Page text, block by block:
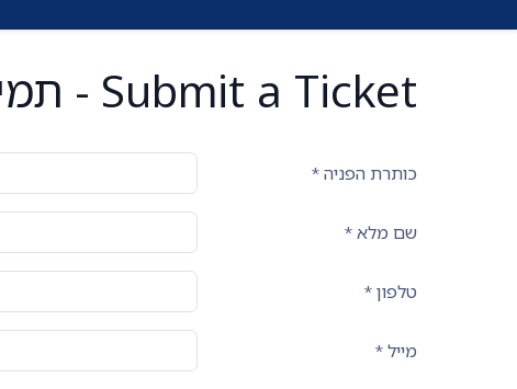
Submit a Ticket - תמיכה טכנית
כותרת הפניה *
שם מלא *
טלפון *
מייל *